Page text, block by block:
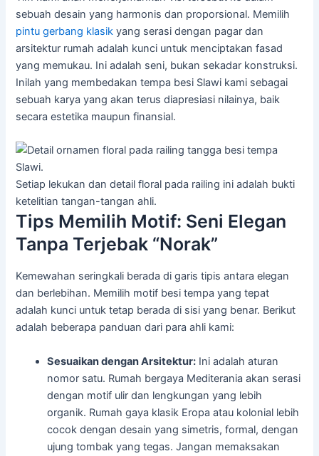
sebuah desain yang harmonis dan proporsional. Memilih
pintu gerbang klasik yang serasi dengan pagar dan
arsitektur rumah adalah kunci untuk menciptakan fasad
yang memukau. Ini adalah seni, bukan sekadar konstruksi.
Inilah yang membedakan tempa besi Slawi kami sebagai
sebuah karya yang akan terus diapresiasi nilainya, baik
secara estetika maupun finansial.
Setiap lekukan dan detail floral pada railing ini adalah bukti
ketelitian tangan-tangan ahli.
Tips Memilih Motif: Seni Elegan
Tanpa Terjebak “Norak”
Kemewahan seringkali berada di garis tipis antara elegan
dan berlebihan. Memilih motif besi tempa yang tepat
adalah kunci untuk tetap berada di sisi yang benar. Berikut
adalah beberapa panduan dari para ahli kami:
Sesuaikan dengan Arsitektur: Ini adalah aturan
nomor satu. Rumah bergaya Mediterania akan serasi
dengan motif ulir dan lengkungan yang lebih
organik. Rumah gaya klasik Eropa atau kolonial lebih
cocok dengan desain yang simetris, formal, dengan
ujung tombak yang tegas. Jangan memaksakan